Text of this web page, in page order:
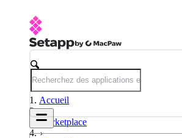
Accueil
Marketplace